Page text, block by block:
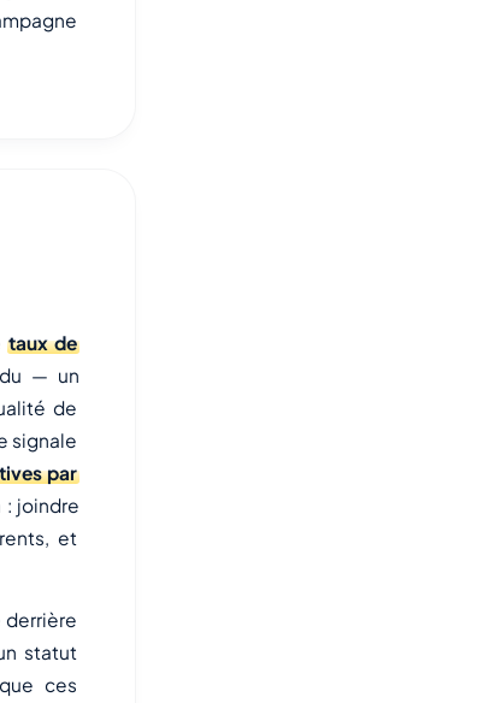
taux de
— un
de
signale
par
: joindre
et
derrière
statut
ces